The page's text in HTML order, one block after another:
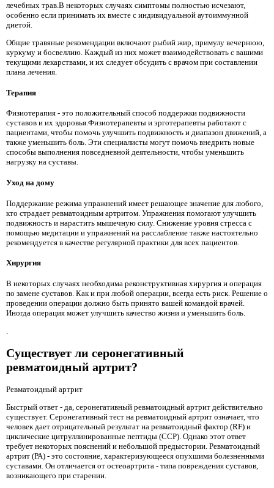
лечебных трав.В некоторых случаях симптомы полностью исчезают,
особенно если принимать их вместе с индивидуальной аутоиммунной
диетой.
Общие травяные рекомендации включают рыбий жир, примулу вечернюю,
куркуму и босвеллию. Каждый из них может взаимодействовать с вашими
текущими лекарствами, и их следует обсудить с врачом при составлении
плана лечения.
Терапия
Физиотерапия - это положительный способ поддержки подвижности
суставов и их здоровья.Физиотерапевты и эрготерапевты работают с
пациентами, чтобы помочь улучшить подвижность и диапазон движений, а
также уменьшить боль. Эти специалисты могут помочь внедрить новые
способы выполнения повседневной деятельности, чтобы уменьшить
нагрузку на суставы.
Уход на дому
Поддержание режима упражнений имеет решающее значение для любого,
кто страдает ревматоидным артритом. Упражнения помогают улучшить
подвижность и нарастить мышечную силу. Снижение уровня стресса с
помощью медитации и упражнений на расслабление также настоятельно
рекомендуется в качестве регулярной практики для всех пациентов.
Хирургия
В некоторых случаях необходима реконструктивная хирургия и операция
по замене суставов. Как и при любой операции, всегда есть риск. Решение о
проведении операции должно быть принято вашей командой врачей.
Иногда операция может улучшить качество жизни и уменьшить боль.
Существует ли серонегативный
ревматоидный артрит?
Ревматоидный артрит
Быстрый ответ - да, серонегативный ревматоидный артрит действительно
существует. Серонегативный тест на ревматоидный артрит означает, что
человек дает отрицательный результат на ревматоидный фактор (RF) и
циклические цитруллинированные пептиды (CCP). Однако этот ответ
требует некоторых пояснений и небольшой предыстории. Ревматоидный
артрит (РА) - это состояние, характеризующееся опухшими болезненными
суставами. Он отличается от остеоартрита - типа повреждения суставов,
возникающего при старении.